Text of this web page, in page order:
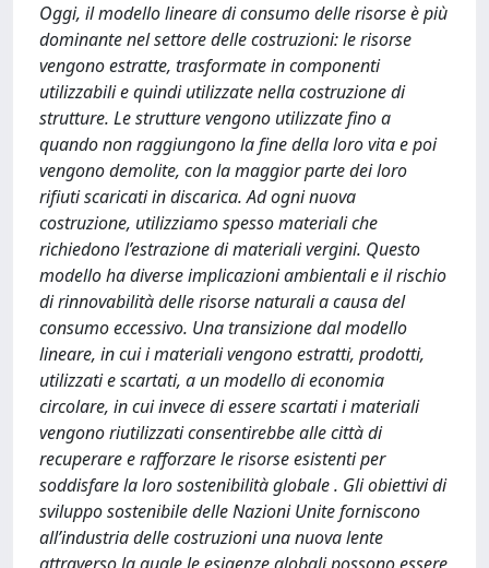
Oggi, il modello lineare di consumo delle risorse è più
dominante nel settore delle costruzioni: le risorse
vengono estratte, trasformate in componenti
utilizzabili e quindi utilizzate nella costruzione di
strutture. Le strutture vengono utilizzate fino a
quando non raggiungono la fine della loro vita e poi
vengono demolite, con la maggior parte dei loro
rifiuti scaricati in discarica. Ad ogni nuova
costruzione, utilizziamo spesso materiali che
richiedono l’estrazione di materiali vergini. Questo
modello ha diverse implicazioni ambientali e il rischio
di rinnovabilità delle risorse naturali a causa del
consumo eccessivo. Una transizione dal modello
lineare, in cui i materiali vengono estratti, prodotti,
utilizzati e scartati, a un modello di economia
circolare, in cui invece di essere scartati i materiali
vengono riutilizzati consentirebbe alle città di
recuperare e rafforzare le risorse esistenti per
soddisfare la loro sostenibilità globale . Gli obiettivi di
sviluppo sostenibile delle Nazioni Unite forniscono
all’industria delle costruzioni una nuova lente